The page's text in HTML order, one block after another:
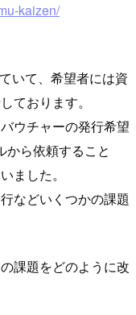
kaizen/
いて、希望者には資
ております。
ウチャーの発行希望
から依頼すること
ました。
などいくつかの課題
課題をどのように改